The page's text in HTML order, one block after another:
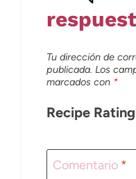
Tu dirección de
publicada. Los
marcados con *
Recipe Rating
Comentario *